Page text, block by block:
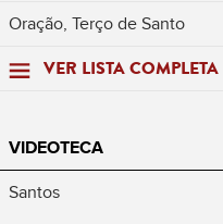
Oração, Terço de Santo
VER LISTA COMPLETA
VIDEOTECA
Santos